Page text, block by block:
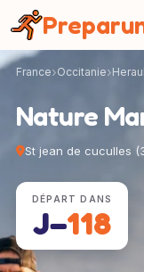
France Occitanie
Nature
St jean de cuculles
DÉPART DANS
J−118
Panneau de gestion